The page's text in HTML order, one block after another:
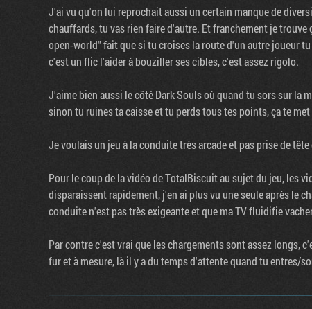
J'ai vu qu'on lui reprochait aussi un certain manque de
chauffards, tu vas rien faire d'autre. Et franchement je
open-world" fait que si tu croises la route d'un autre joueur
c'est un flic l'aider à bouziller ses cibles, c'est assez rigolo.
J'aime bien aussi le côté Dark Souls où quand tu sors sur la
sinon tu ruines ta caisse et tu perds tous tes points, ça te
Je voulais un jeu à la conduite très arcade et pas prise de
Pour le coup de la vidéo de TotalBiscuit au sujet du jeu, les
disparaissent rapidement, j'en ai plus vu une seule après le
conduite n'est pas très exigeante et que ma TV fluidifie
Par contre c'est vrai que les chargements sont assez longs,
fur et à mesure, là il y a du temps d'attente quand tu entres/
Flux RSS